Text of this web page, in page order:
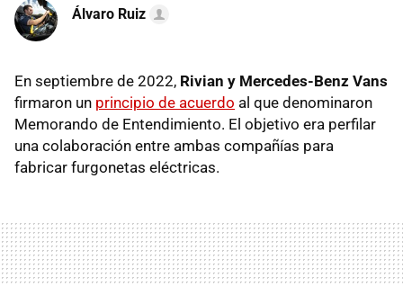
Álvaro Ruiz
En septiembre de 2022, Rivian y Mercedes-Benz Vans
firmaron un principio de acuerdo al que denominaron
Memorando de Entendimiento. El objetivo era perfilar
una colaboración entre ambas compañías para
fabricar furgonetas eléctricas.